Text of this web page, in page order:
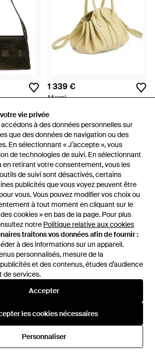
vie privée
à des données personnelles sur
que des données de navigation ou des
En sélectionnant « J’accepte », vous
de technologies de suivi. En sélectionnant
en retirant votre consentement, vous les
de suivi sont désactivés, certains
publicités que vous voyez peuvent être
vous. Vous pouvez modifier vos choix ou
à tout moment en cliquant sur le
cookies » en bas de la page. Pour plus
notre Politique relative aux cookies
traitons vos données afin de fournir :
à des informations sur un appareil.
personnalisés, mesure de la
et des contenus, études d’audience
de services.
Accepter
les cookies nécessaires
Personnaliser
vie privée
à des données personnelles sur
que des données de navigation ou des
En sélectionnant « J’accepte », vous
de technologies de suivi. En sélectionnant
en retirant votre consentement, vous les
de suivi sont désactivés, certains
publicités que vous voyez peuvent être
vous. Vous pouvez modifier vos choix ou
à tout moment en cliquant sur le
cookies » en bas de la page. Pour plus
notre Politique relative aux cookies
traitons vos données afin de fournir :
à des informations sur un appareil.
personnalisés, mesure de la
et des contenus, études d’audience
de services.
Accepter
les cookies nécessaires
Personnaliser
1 339 €
Marni
Cuir De Buffle - Métallisé
FARFETCH
188,95 €185,95 €
RÉDUCTION